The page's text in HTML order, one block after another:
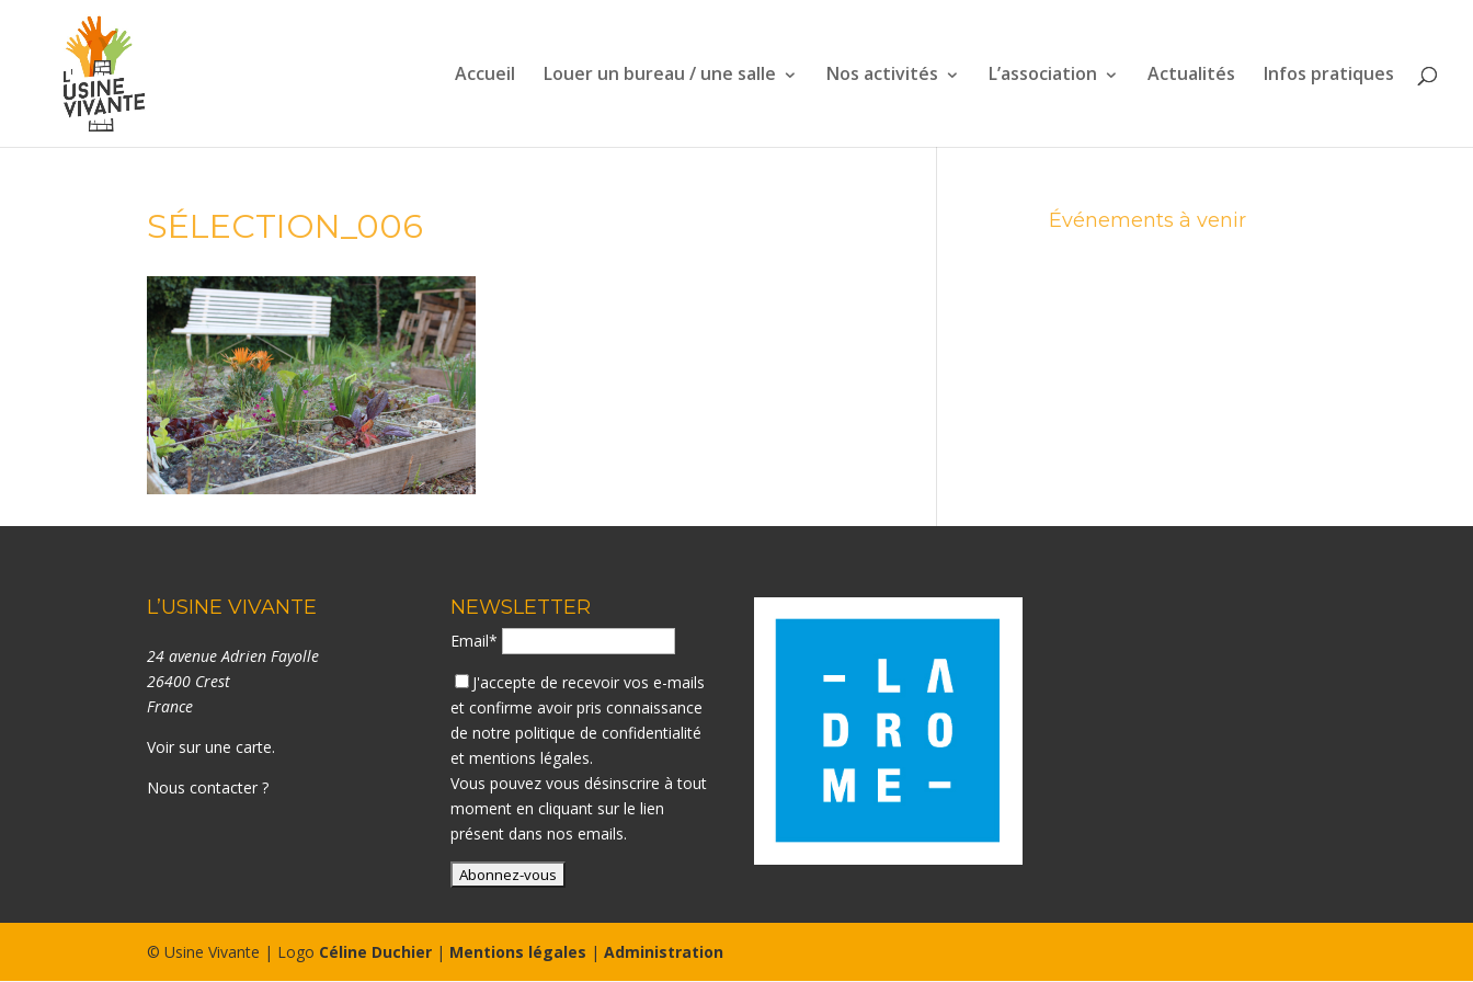
Accueil Louer un bureau / une salle Nos activités L’association Actualités Infos pratiques
SÉLECTION_006 Événements à venir
L’USINE VIVANTE
24 avenue Adrien Fayolle
26400 Crest
France
Voir sur une carte.
Nous contacter ?
NEWSLETTER
Email*
J'accepte de recevoir vos e-mails
et confirme avoir pris connaissance
de notrepolitique de confidentialité
et mentions légales.
Vous pouvez vous désinscrire à tout
moment en cliquant sur le lien
présent dans nos emails.
© Usine Vivante | Logo Céline Duchier | Mentions légales |Administration